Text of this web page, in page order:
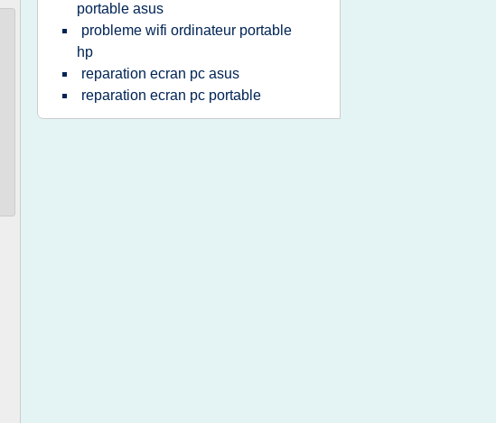
portable asus
probleme wifi ordinateur portable
hp
reparation ecran pc asus
reparation ecran pc portable